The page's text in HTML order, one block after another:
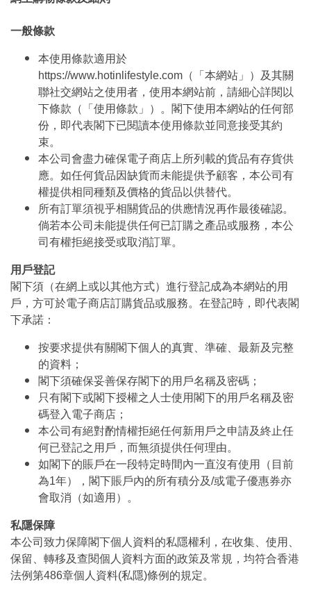
一般條款
本使用條款適用於
https://www.hotinlifestyle.com（「本網站」）及其關
聯社交網站之使用者，使用本網站前，請細心詳閱以
下條款（「使用條款」）。閣下使用本網站的任何部
份，即代表閣下已閱讀本使用條款並同意接受其約
束。
本公司會盡力確保電子商店上所列載的貨品有存貨供
應。如任何貨品因缺貨而未能提供予顧客，本公司有
權提供相同種類及價格的貨品以供替代。
所有訂單須視乎相關貨品的供應情況再作最後確認。
倘若本公司未能提供任何已訂購之產品或服務，本公
司有權拒絕接受或取消訂單。
用戶登記
閣下須（在網上或以其他方式）進行登記成為本網站的用
戶，方可於電子商店訂購貨品或服務。在登記時，即代表閣
下承諾：
按要求提供有關閣下個人的真實、準確、最新及完整
的資料；
閣下須確保妥善保存閣下的用戶名稱及密碼；
只有閣下或閣下授權之人士使用閣下的用戶名稱及密
碼登入電子商店；
本公司有絕對酌情權拒絕任何新用戶之申請及終止任
何已登記之用戶，而無須提供任何理由。
如閣下的賬戶在一段特定時間內一直沒有使用（目前
為1年），閣下賬戶內的所有積分及/或電子優惠券亦
會取消（如適用）。
私隱保障
本公司致力保障閣下個人資料的私隱權利，在收集、使用、
保留、轉移及查閱個人資料方面的政策及常規，均符合香港
法例第486章個人資料(私隱)條例的規定。